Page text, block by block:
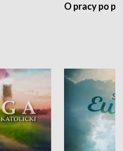
O pracy po